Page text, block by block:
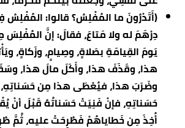
(أَتَدْرُونَ ما المُفْلِسُ؟ قالوا: المُفْلِسُ
دِرْهَمَ له ولا مَتاعَ، فقالَ: إنَّ
يَومَ القِيامَةِ بصَلاةٍ، وصِيامٍ، وزَكاةٍ،
هذا، وقَذَفَ هذا، وأَكَلَ مالَ هذا،
وضَرَبَ هذا، فيُعْطَى هذا مِن
حَسَناتِهِ، فإنْ فَنِيَتْ حَسَناتُهُ قَبْلَ أنْ
أُخِذَ مِن خَطاياهُمْ فَطُرِحَتْ عليه، ثُمَّ